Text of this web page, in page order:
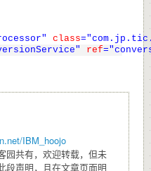
class
ref
IBM_hoojo
园共有，欢迎转载，但未
段声明，且在文章页面明